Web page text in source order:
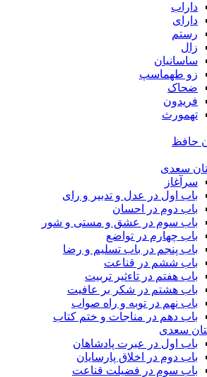
داراب
دارای
رستم
زال
ساسانیان
زو طهماسپ‏
ضحاک
فریدون
تهمورث
حافظ
سعدی
سرآغاز
باب اول در عدل و تدبیر و رای
باب دوم در احسان
باب سوم در عشق و مستی و شور
باب چهارم در تواضع
باب پنجم در باب تسلیم و رضا
باب ششم در قناعت
باب هفتم در تاءثیر تربیت
باب هشتم در شکر بر عافیت
باب نهم در توبه و راه صواب
باب دهم در مناجات و ختم کتاب
سعدی
باب اول در عبرت پادشاهان
باب دوم در اخلاق پارسایان
باب سوم در فضیلت قناعت